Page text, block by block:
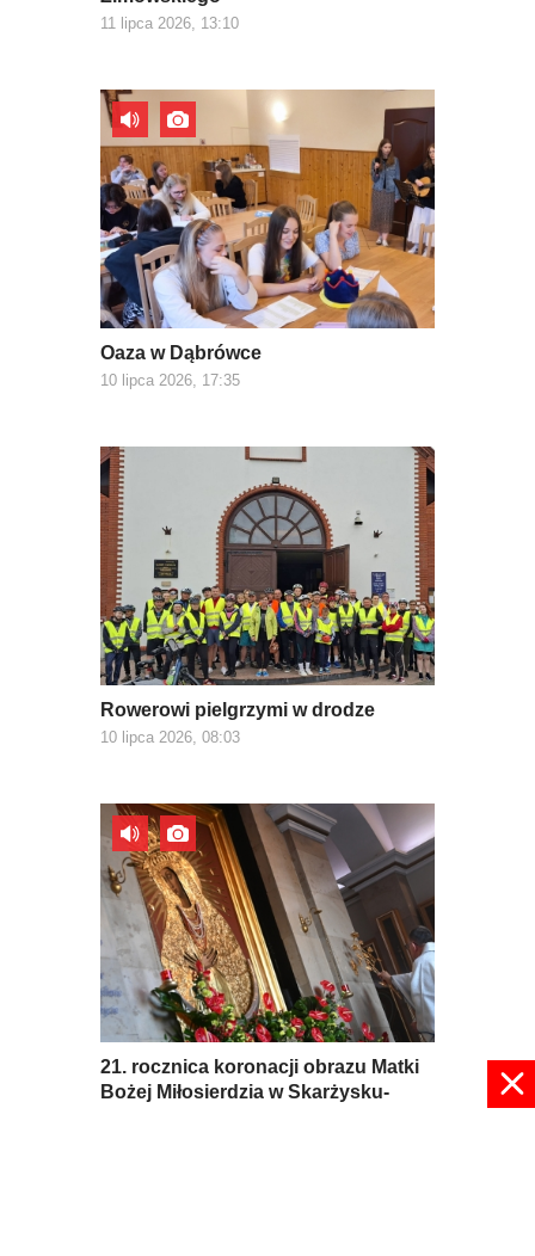
11 lipca 2026, 13:10
Oaza w Dąbrówce
10 lipca 2026, 17:35
Rowerowi pielgrzymi w drodze
10 lipca 2026, 08:03
21. rocznica koronacji obrazu Matki
Bożej Miłosierdzia w Skarżysku-